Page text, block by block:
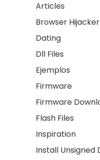
Articles
Browser
Dating
Dll Files
Ejemplos
Firmware
Firmware
Flash Files
Inspiration
Install Unsigned